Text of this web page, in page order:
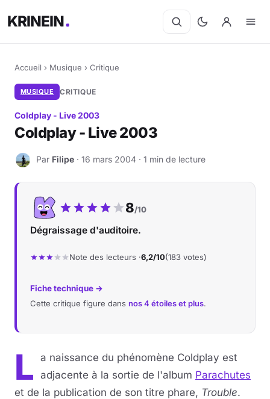
KRINEIN
Accueil › Musique › Critique
MUSIQUE CRITIQUE
Coldplay - Live 2003
Coldplay - Live 2003
F Par Filipe · 16 mars 2004 · 1 min de lecture
Notre note :
8/10
Dégraissage d'auditoire.
Note des lecteurs ·6,2/10(183 votes)
Fiche technique →
Cette critique figure dans nos 4 étoiles et plus.
L a naissance du phénomène Coldplay est
adjacente à la sortie de l'album Parachutes
et de la publication de son titre phare, Trouble.